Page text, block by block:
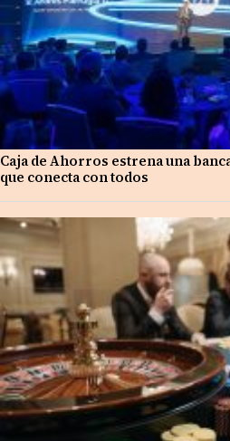
Caja de Ahorros estrena una
que conecta con todos